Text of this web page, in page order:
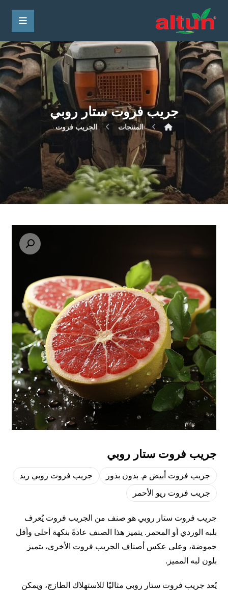
جريب فروت ستار روبي
المنتجات الجريب فروت
جريب فروت ستار روبي
جريب فروت أبيض م. بدون بذور
جريب فروت روبي ريد
جريب فروت ريو الأحمر
جريب فروت ستار روبي هو صنف من الجريب فروت يُعرف
بلبه الوردي أو المحمر. يتميز هذا الصنف عادةً بنكهة أحلى وأقل
حموضة، وعلى عكس أصناف الجريب فروت الأخرى، يتميز
بلون لبه المميز.
يُعد جريب فروت ستار روبي مثاليًا للاستهلاك الطازج، ويمكن